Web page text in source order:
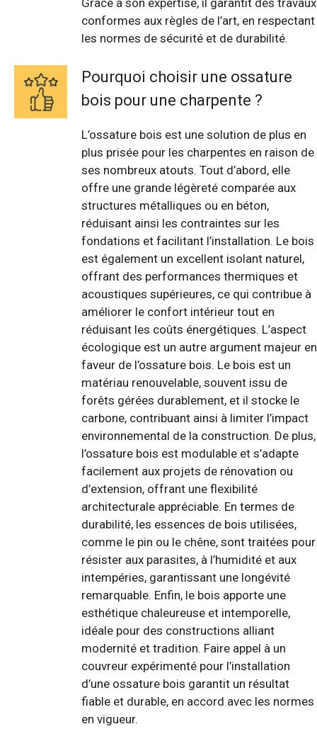
conformes aux règles de l’art, en respectant
les normes de sécurité et de durabilité.
Pourquoi choisir une ossature
bois pour une charpente ?
L’ossature bois est une solution de plus en
plus prisée pour les charpentes en raison de
ses nombreux atouts. Tout d’abord, elle
offre une grande légèreté comparée aux
structures métalliques ou en béton,
réduisant ainsi les contraintes sur les
fondations et facilitant l’installation. Le bois
est également un excellent isolant naturel,
offrant des performances thermiques et
acoustiques supérieures, ce qui contribue à
améliorer le confort intérieur tout en
réduisant les coûts énergétiques. L’aspect
écologique est un autre argument majeur en
faveur de l’ossature bois. Le bois est un
matériau renouvelable, souvent issu de
forêts gérées durablement, et il stocke le
carbone, contribuant ainsi à limiter l’impact
environnemental de la construction. De plus,
l’ossature bois est modulable et s’adapte
facilement aux projets de rénovation ou
d’extension, offrant une flexibilité
architecturale appréciable. En termes de
durabilité, les essences de bois utilisées,
comme le pin ou le chêne, sont traitées pour
résister aux parasites, à l’humidité et aux
intempéries, garantissant une longévité
remarquable. Enfin, le bois apporte une
esthétique chaleureuse et intemporelle,
idéale pour des constructions alliant
modernité et tradition. Faire appel à un
couvreur expérimenté pour l’installation
d’une ossature bois garantit un résultat
fiable et durable, en accord avec les normes
en vigueur.